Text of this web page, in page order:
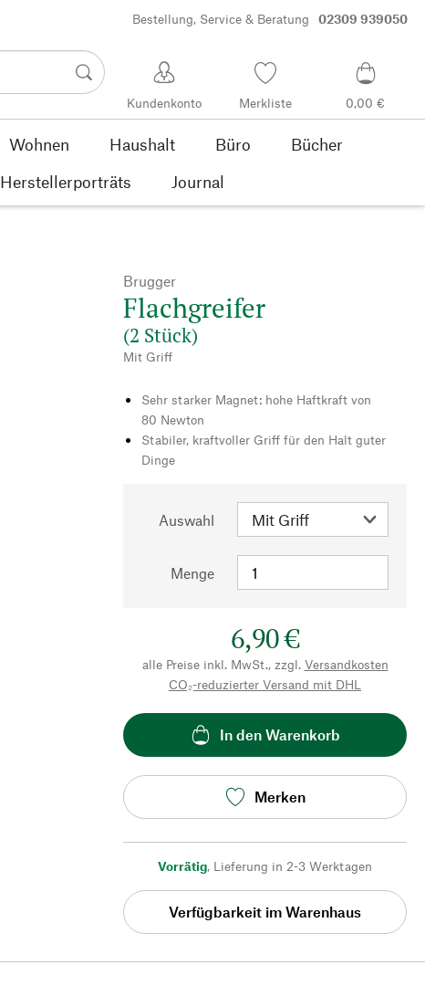
Bestellung, Service & Beratung 02309 939050
Kundenkonto Merkliste 0,00 €
Wohnen Haushalt Büro
Bücher
Herstellerporträts Journal
Brugger
Flachgreifer
(2 Stück)
Mit Griff
Sehr starker Magnet: hohe Haftkraft von
80 Newton
Stabiler, kraftvoller Griff für den Halt guter
Dinge
Auswahl
Menge
6,90 €
alle Preise inkl. MwSt., zzgl. Versandkosten
CO₂-reduzierter Versand mit DHL
In den Warenkorb
Merken
Vorrätig, Lieferung in 2-3 Werktagen
Verfügbarkeit im Warenhaus